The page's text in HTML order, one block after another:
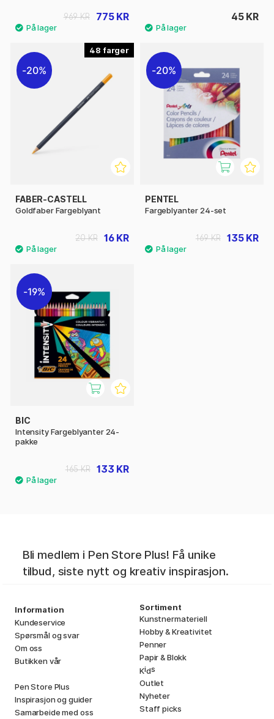
775 KR
969 KR 45 KR
48
20%
FABER-CASTELL
Goldfaber Fargeblyant
16 KR
20 KR
20%
PENTEL
Fargeblyanter 24-set
135 KR
169 KR
19%
BIC
Intensity Fargeblyanter 24-
pakke
133 KR
165 KR
Bli medlem i Pen Store Plus! Få unike
tilbud, siste nytt og kreativ inspirasjon.
Information
Kundeservice
Spørsmål og svar
Om oss
Butikken vår
Pen Store Plus
Inspirasjon og guider
Samarbeide med oss
Sortiment
Kunstnermateriell
Hobby & Kreativitet
Penner
Papir & Blokk
Kids
Outlet
Nyheter
Staff picks